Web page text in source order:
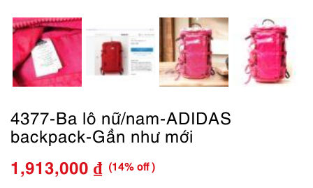
4377-Ba lô nữ/nam-ADIDAS
backpack-Gần như mới
Giá
1,913,000 ₫
Giá
(14% off )